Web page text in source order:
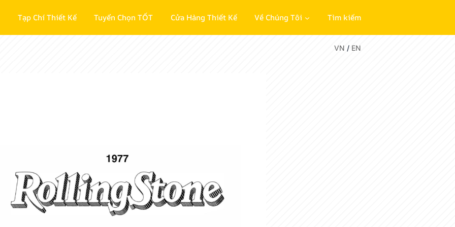
Tạp Chí Thiết Kế Tuyển Chọn TỐT Cửa Hàng Thiết Kế Về Chúng Tôi Tìm kiếm
VN / EN